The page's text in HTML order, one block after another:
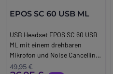
EPOS SC 60 USB ML
USB Headset EPOS SC 60 USB
ML mit einem drehbaren
Mikrofon und Noise Cancelling.
Das SC60 USB ML ist ein
49,95 €